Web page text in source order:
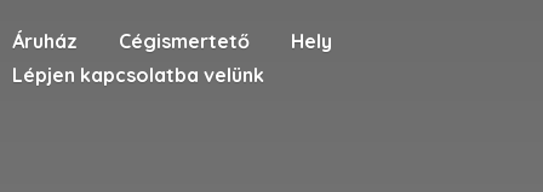
Áruház Cégismertető
Hely
Lépjen kapcsolatba velünk